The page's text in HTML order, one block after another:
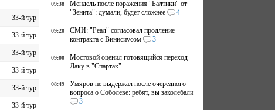
33-й тур
33-й тур
33-й тур
33-й тур
33-й тур
33-й тур
09:38
Мендель после поражения "Балтики" от
"Зенита": думали, будет сложнее
4
09:20
СМИ: "Реал" согласовал продление
контракта с Винисиусом
3
09:00
Мостовой оценил готовящийся переход
Даку в "Спартак"
08:49
Умяров не выдержал после очередного
вопроса о Соболеве: ребят, вы заколебали
3